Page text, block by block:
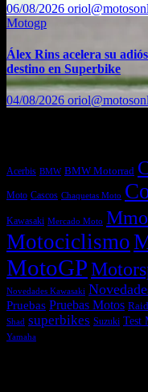
06/08/2026
Motogp
Álex Rins acelera su
destino en Superbike
04/08/2026
Acerbis BMW BMW Motorrad
Moto Cascos Chaquetas Moto
Kawasaki Mercado Moto
Motociclismo
MotoGP
Novedades Kawasaki
Pruebas Pruebas Motos
Shad superbikes Suzuki Test
Yamaha